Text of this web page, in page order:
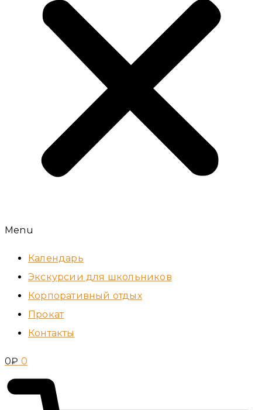
Menu
Календарь
Экскурсии для школьников
Корпоративный отдых
Прокат
Контакты
0₽ 0